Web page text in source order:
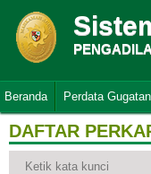
Beranda Perdata Gugatan
DAFTAR